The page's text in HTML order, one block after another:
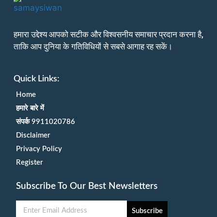
हमारा उद्देश्य आपको सटीक और विश्वसनीय समाचार प्रदान करना है,
ताकि आप दुनिया के गतिविधियों से सबसे आगाह रह सकें।
Quick Links:
Home
हमारे बारे में
संपर्क 9911020786
Disclaimer
Privacy Policy
Register
Subscribe To Our Best Newsletters
Subscribe